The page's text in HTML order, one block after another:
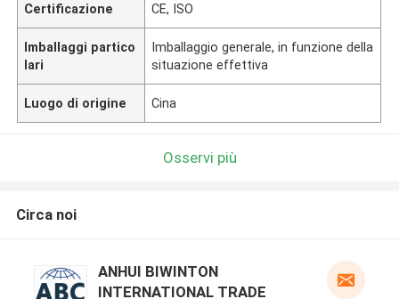
Certificazione CE, ISO
Imballaggi partico
lari
Imballaggio generale, in funzione della
situazione effettiva
Luogo di origine Cina
Osservi più
Circa noi
ANHUI BIWINTON
INTERNATIONAL TRADE